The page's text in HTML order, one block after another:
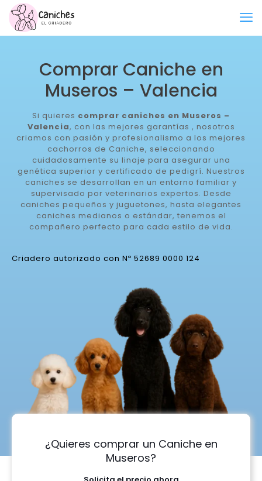
Comprar Caniche en
Museros – Valencia
Si quieres comprar caniches en Museros –
Valencia, con las mejores garantías , nosotros
criamos con pasión y profesionalismo a los mejores
cachorros de Caniche, seleccionando
cuidadosamente su linaje para asegurar una
genética superior y certificado de pedigrí. Nuestros
caniches se desarrollan en un entorno familiar y
supervisado por veterinarios expertos. Desde
caniches pequeños y juguetones, hasta elegantes
caniches medianos o estándar, tenemos el
compañero perfecto para cada estilo de vida.
Criadero autorizado con Nº 52689 0000 124
¿Quieres comprar un Caniche en
Museros?